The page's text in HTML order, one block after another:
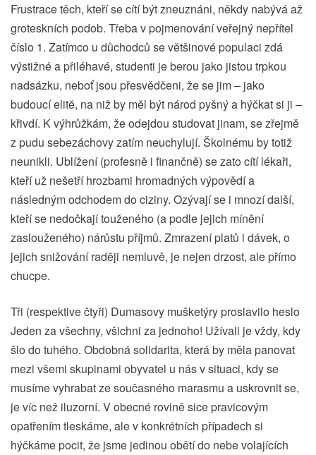
Frustrace těch, kteří se cítí být zneuznáni, někdy nabývá až
groteskních podob. Třeba v pojmenování veřejný nepřítel
číslo 1. Zatímco u důchodců se většinové populaci zdá
výstižné a přiléhavé, studenti je berou jako jistou trpkou
nadsázku, neboť jsou přesvědčeni, že se jim – jako
budoucí elitě, na niž by měl být národ pyšný a hýčkat si ji –
křivdí. K výhrůžkám, že odejdou studovat jinam, se zřejmě
z pudu sebezáchovy zatím neuchylují. Školnému by totiž
neunikli. Ublížení (profesně i finančně) se zato cítí lékaři,
kteří už nešetří hrozbami hromadných výpovědí a
následným odchodem do ciziny. Ozývají se i mnozí další,
kteří se nedočkají touženého (a podle jejich mínění
zaslouženého) nárůstu příjmů. Zmrazení platů i dávek, o
jejich snižování raději nemluvě, je nejen drzost, ale přímo
chucpe.
Tři (respektive čtyři) Dumasovy mušketýry proslavilo heslo
Jeden za všechny, všichni za jednoho! Užívali je vždy, kdy
šlo do tuhého. Obdobná solidarita, která by měla panovat
mezi všemi skupinami obyvatel u nás v situaci, kdy se
musíme vyhrabat ze současného marasmu a uskrovnit se,
je víc než iluzorní. V obecné rovině sice pravicovým
opatřením tleskáme, ale v konkrétních případech si
hýčkáme pocit, že jsme jedinou obětí do nebe volajících